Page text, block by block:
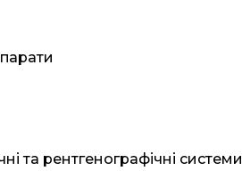
та рентгенографічні системи